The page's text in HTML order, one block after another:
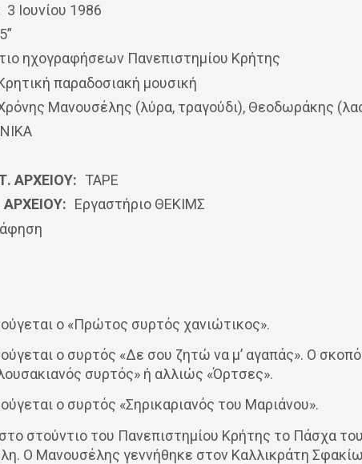
3 Ιουνίου 1986
ηχογραφήσεων Πανεπιστημίου Κρήτης
παραδοσιακή μουσική
Μανουσέλης (λύρα, τραγούδι), Θεοδωράκης
ΑΡΧΕΙΟΥ: ΤΑΡΕ
Εργαστήριο ΘΕΚΙΜΣ
ο «Πρώτος συρτός χανιώτικος».
ο συρτός «Δε σου ζητώ να μ’ αγαπάς». Ο
συρτός» ή αλλιώς «Όρτσες».
ο συρτός «Σηρικαριανός του Μαριάνου».
στούντιο του Πανεπιστημίου Κρήτης το Πάσχα
Ο Μανουσέλης γεννήθηκε στον Καλλικράτη